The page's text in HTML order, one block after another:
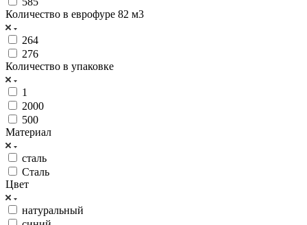
Количество в еврофуре 82 м3
264
276
Количество в упаковке
1
2000
500
Материал
сталь
Сталь
Цвет
натуральный